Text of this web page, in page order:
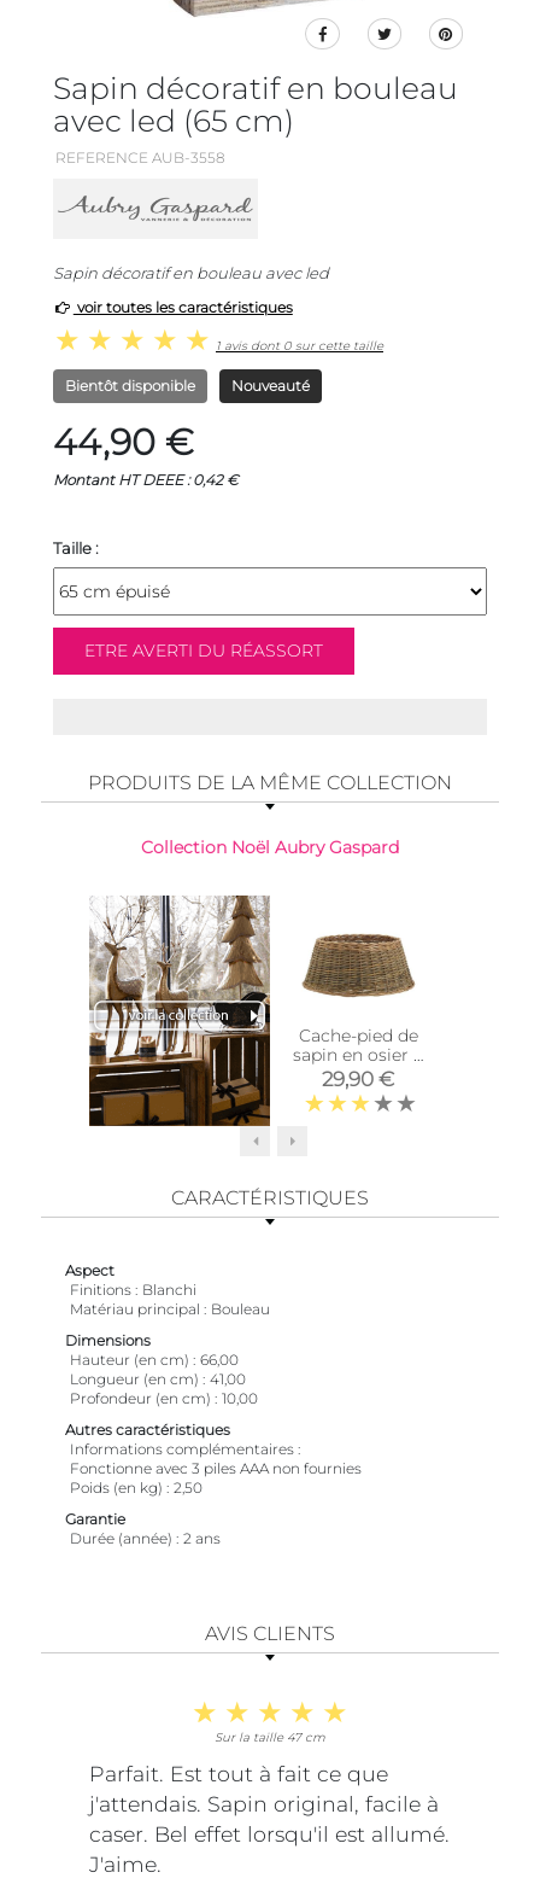
Sapin décoratif en bouleau
avec led (65 cm)
REFERENCE AUB-3558
Sapin décoratif en bouleau avec led
voir toutes les caractéristiques
1 avis dont 0 sur cette taille
Bientôt disponible Nouveauté
44,90 €
Montant HT DEEE : 0,42 €
Taille :
PRODUITS DE LA MÊME COLLECTION
Collection Noël Aubry Gaspard
Cache-pied de
sapin en osier 2
tons
29,90 €
CARACTÉRISTIQUES
Aspect
Finitions
Blanchi
Matériau principal
Bouleau
Dimensions
Hauteur (en cm)
66,00
Longueur (en cm)
41,00
Profondeur (en cm)
10,00
Autres caractéristiques
Informations complémentaires
Fonctionne avec 3 piles AAA non fournies
Poids (en kg)
2,50
Garantie
Durée (année)
2 ans
AVIS CLIENTS
Sur la taille 47 cm
Parfait. Est tout à fait ce que
j'attendais. Sapin original, facile à
caser. Bel effet lorsqu'il est allumé.
J'aime.